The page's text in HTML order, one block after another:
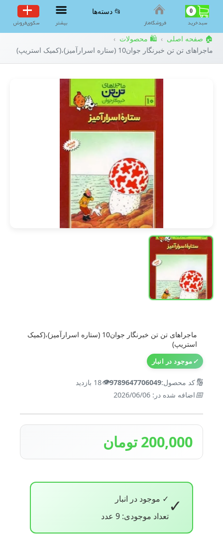
0
سبد‌خرید فروشگاه‌ناز
📂 دسته‌ها
بیشتر سکوی‌فروش
🏠 صفحه اصلی › 🛍️ محصولات ›
ماجراهای تن تن خبرنگار جوان10 (ستاره اسرارآمیز)،(کمیک استریپ)
ماجراهای تن تن خبرنگار جوان10 (ستاره اسرارآمیز)،(کمیک
استریپ)
✓موجود در انبار
🔢کد محصول:9789647706049
👁️18 بازدید
📅اضافه شده در: 2026/06/06
200,000 تومان
✓ ✓ موجود در انبار
تعداد موجودی: 9 عدد